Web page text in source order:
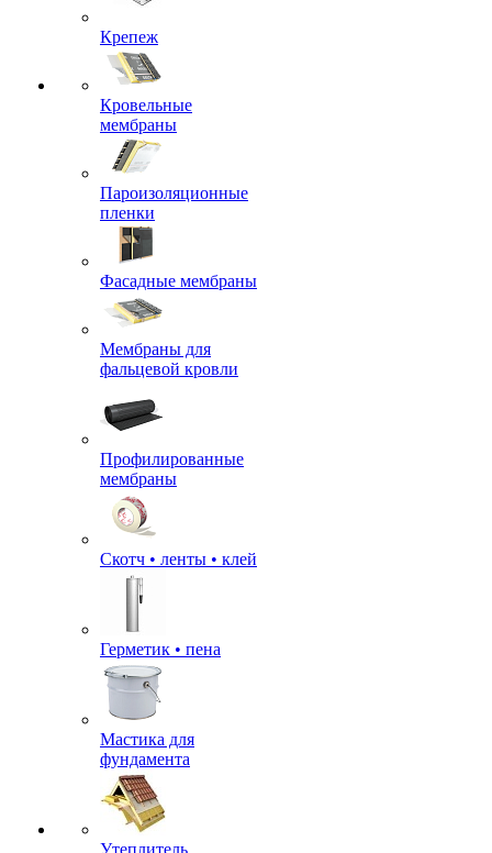
Крепеж
Кровельные
мембраны
Пароизоляционные
пленки
Фасадные мембраны
Мембраны для
фальцевой кровли
Профилированные
мембраны
Скотч • ленты • клей
Герметик • пена
Мастика для
фундамента
Утеплитель